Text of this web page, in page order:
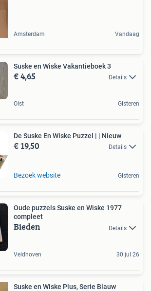
Amsterdam Vandaag
Suske en Wiske Vakantieboek 3
€ 4,65 Details
Olst Gisteren
De Suske En Wiske Puzzel | | Nieuw
€ 19,50 Details
Bezoek website Gisteren
Oude puzzels Suske en Wiske 1977
compleet
Bieden Details
Veldhoven 30 jul 26
Suske en Wiske Plus, Serie Blauw